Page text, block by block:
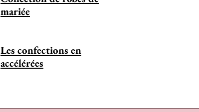
mariée
Les confections en
accélérées